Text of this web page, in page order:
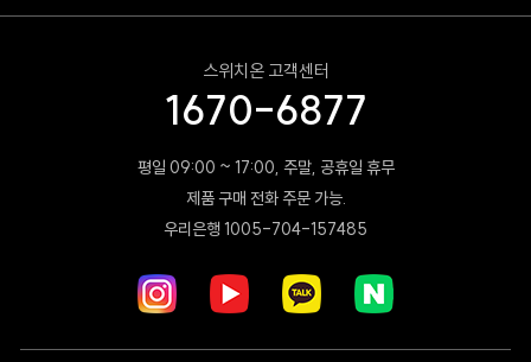
스위치온몰 무료배송 서비스 실시 안내
[스위치온 X 롯데백화점] 롯데백화점 본점(명동점) POP-UP
스위치온 고객센터
1670-6877
평일 09:00 ~ 17:00, 주말, 공휴일 휴무
제품 구매 전화 주문 가능.
우리은행 1005-704-157485